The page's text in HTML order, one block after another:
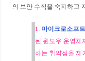
의 보안 수칙을 숙지하고
1. 마이크로소프
된 윈도우 운영체
하는 취약점을 제